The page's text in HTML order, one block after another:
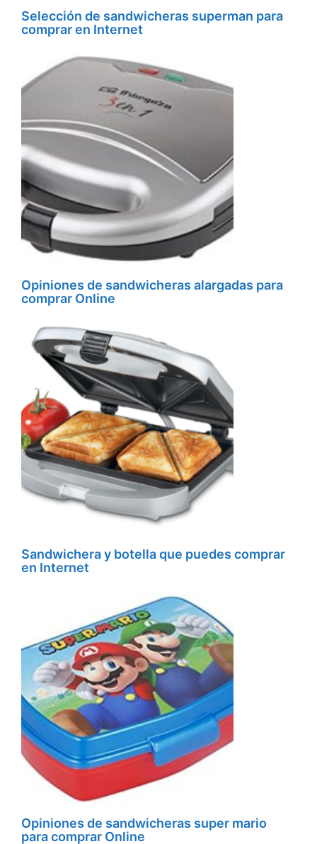
Selección de sandwicheras superman para
comprar en Internet
Opiniones de sandwicheras alargadas para
comprar Online
Sandwichera y botella que puedes comprar
en Internet
Opiniones de sandwicheras super mario
para comprar Online